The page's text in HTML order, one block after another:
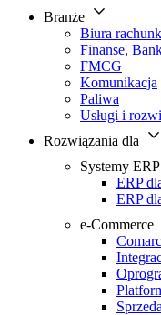
Branże
Biura
Finanse,
FMCG
Komunikacja
Paliwa
Usługi i
Rozwiązania dla
Systemy ERP
ERP
ERP
e-Commerce